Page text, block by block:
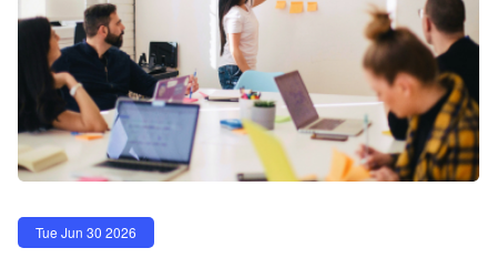
Tue Jun 30 2026